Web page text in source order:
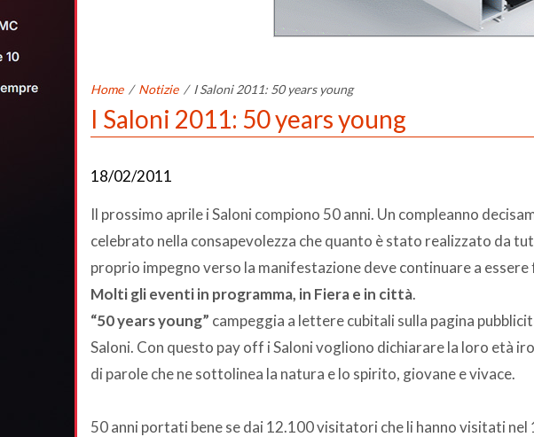
Home / Notizie / I Saloni 2011: 50 years young
I Saloni 2011: 50 years young
18/02/2011
Il prossimo aprile i Saloni compiono 50 anni. Un compleanno
celebrato nella consapevolezza che quanto è stato realizzato da
proprio impegno verso la manifestazione deve continuare a
Molti gli eventi in programma, in Fiera e in città.
“50 years young” campeggia a lettere cubitali sulla pagina
Saloni. Con questo pay off i Saloni vogliono dichiarare la loro età
di parole che ne sottolinea la natura e lo spirito, giovane e vivace.
50 anni portati bene se dai 12.100 visitatori che li hanno visitati